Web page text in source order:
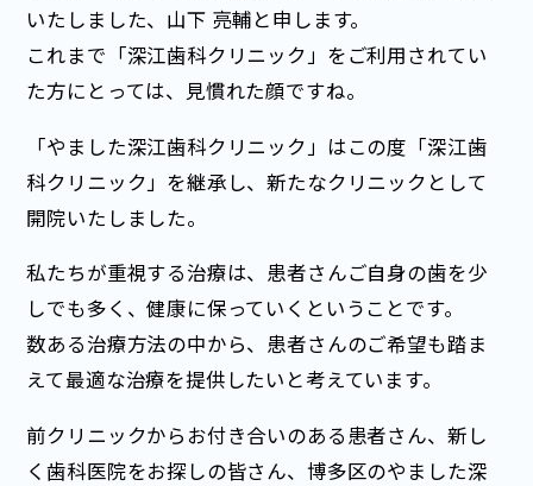
いたしました、山下 亮輔と申します。
これまで「深江歯科クリニック」をご利用されてい
た方にとっては、見慣れた顔ですね。
「やました深江歯科クリニック」はこの度「深江歯
科クリニック」を継承し、新たなクリニックとして
開院いたしました。
私たちが重視する治療は、患者さんご自身の歯を少
しでも多く、健康に保っていくということです。
数ある治療方法の中から、患者さんのご希望も踏ま
えて最適な治療を提供したいと考えています。
前クリニックからお付き合いのある患者さん、新し
く歯科医院をお探しの皆さん、博多区のやました深